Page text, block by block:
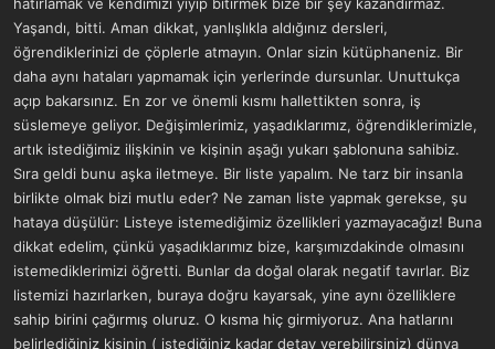
Yaşandı, bitti. Aman dikkat, yanlışlıkla aldığınız dersleri,
öğrendiklerinizi de çöplerle atmayın. Onlar sizin kütüphaneniz. Bir
daha aynı hataları yapmamak için yerlerinde dursunlar. Unuttukça
açıp bakarsınız. En zor ve önemli kısmı hallettikten sonra, iş
süslemeye geliyor. Değişimlerimiz, yaşadıklarımız, öğrendiklerimizle,
artık istediğimiz ilişkinin ve kişinin aşağı yukarı şablonuna sahibiz.
Sıra geldi bunu aşka iletmeye. Bir liste yapalım. Ne tarz bir insanla
birlikte olmak bizi mutlu eder? Ne zaman liste yapmak gerekse, şu
hataya düşülür: Listeye istemediğimiz özellikleri yazmayacağız! Buna
dikkat edelim, çünkü yaşadıklarımız bize, karşımızdakinde olmasını
istemediklerimizi öğretti. Bunlar da doğal olarak negatif tavırlar. Biz
listemizi hazırlarken, buraya doğru kayarsak, yine aynı özelliklere
sahip birini çağırmış oluruz. O kısma hiç girmiyoruz. Ana hatlarını
belirlediğiniz kişinin ( istediğiniz kadar detay verebilirsiniz) dünya